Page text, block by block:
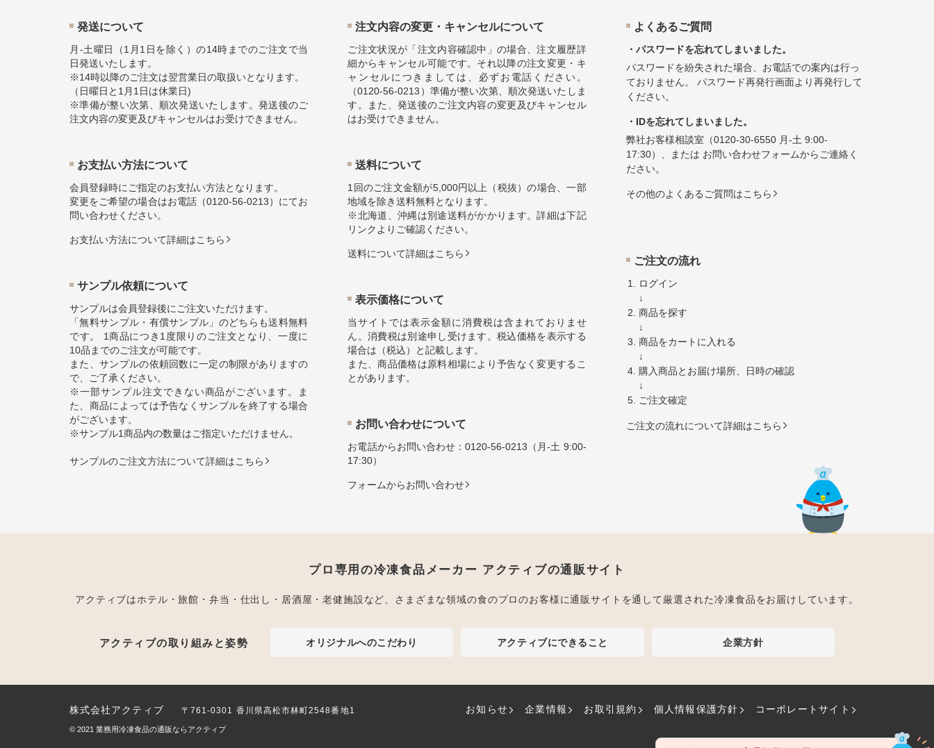
発送について
月-土曜日（1月1日を除く）の14時までのご注文で当
日発送いたします。
※14時以降のご注文は翌営業日の取扱いとなります。
（日曜日と1月1日は休業日)
※準備が整い次第、順次発送いたします。発送後のご
注文内容の変更及びキャンセルはお受けできません。
お⽀払い⽅法について
会員登録時にご指定のお支払い方法となります。
変更をご希望の場合はお電話（0120-56-0213）にてお
問い合わせください。
お⽀払い⽅法について詳細はこちら
サンプル依頼について
サンプルは会員登録後にご注文いただけます。
「無料サンプル・有償サンプル」のどちらも送料無料
です。 1商品につき1度限りのご注文となり、一度に
10品までのご注文が可能です。
また、サンプルの依頼回数に一定の制限がありますの
で、ご了承ください。
※一部サンプル注文できない商品がございます。ま
た、商品によっては予告なくサンプルを終了する場合
がございます。
※サンプル1商品内の数量はご指定いただけません。
サンプルのご注文方法について詳細はこちら
注⽂内容の変更・キャンセルについて
ご注文状況が「注文内容確認中」の場合、注文履歴詳
細からキャンセル可能です。それ以降の注文変更・キ
ャンセルにつきましては、必ずお電話ください。
（0120-56-0213 ）準備が整い次第、順次発送いたしま
す。また、発送後のご注文内容の変更及びキャンセル
はお受けできません。
送料について
1回のご注文金額が5,000円以上（税抜）の場合、一部
地域を除き送料無料となります。
※北海道、沖縄は別途送料がかかります。詳細は下記
リンクよりご確認ください。
送料について詳細はこちら
表示価格について
当サイトでは表示金額に消費税は含まれておりませ
ん。消費税は別途申し受けます。税込価格を表示する
場合は（税込）と記載します。
また、商品価格は原料相場により予告なく変更するこ
とがあります。
お問い合わせについて
お電話からお問い合わせ：0120-56-0213 （月-土 9:00-
17:30）
フォームからお問い合わせ
よくあるご質問
・パスワードを忘れてしまいました。
パスワードを紛失された場合、お電話での案内は行っ
ておりません。 パスワード再発行画面より再発行して
ください。
・IDを忘れてしまいました。
弊社お客様相談室（0120-30-6550月-土 9:00-
17:30）、または お問い合わせフォームからご連絡く
ださい。
その他のよくあるご質問はこちら
ご注文の流れ
ログイン
↓
商品を探す
↓
商品をカートに入れる
↓
購入商品とお届け場所、日時の確認
↓
ご注文確定
ご注文の流れについて詳細はこちら
プロ専用の冷凍食品メーカー アクティブの通販サイト
アクティブはホテル・旅館・弁当・仕出し・居酒屋・老健施設など、さまざまな領域の食のプロのお客様に通販サイトを通して厳選された冷凍食品をお届けしています。
アクティブの取り組みと姿勢 オリジナルへのこだわり アクティブにできること 企業方針
株式会社アクティブ 〒761-0301 香川県高松市林町2548番地1 お知らせ 企業情報 お取引規約 個人情報保護方針 コーポレートサイト
© 2021 業務用冷凍食品の通販ならアクティブ